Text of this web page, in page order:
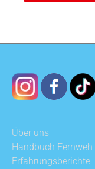
Über uns
Handbuch Fernweh
Erfahrungsberichte